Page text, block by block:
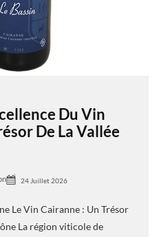
Du Vin
De La Vallée
24 Juillet 2026
Le Vin Cairanne : Un Trésor
La région viticole de